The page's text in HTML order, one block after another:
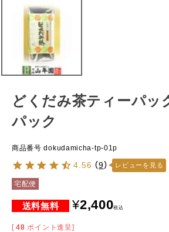
どくだみ茶ティーパ
パック
商品番号 dokudamicha-tp-01p
4.56 （9） レビューを見る
宅配便
¥2,400税込
[ 48 ポイント進呈]